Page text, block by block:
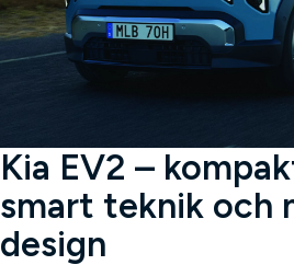
Kia EV2 –
smart teknik och
design